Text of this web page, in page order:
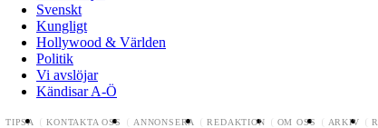
Svenskt
Kungligt
Hollywood & Världen
Politik
Vi avslöjar
Kändisar A-Ö
TIPSA KONTAKTA OSS ANNONSERA REDAKTION OM OSS ARKIV